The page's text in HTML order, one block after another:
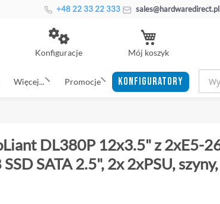
+48 22 33 22 333 sales@hardwaredirect.pl
Konfiguracje Mój koszyk
Więcej... Promocje KONFIGURATORY
DL380P 12x3.5" z 2xE5-
SATA 2.5", 2x 2xPSU,